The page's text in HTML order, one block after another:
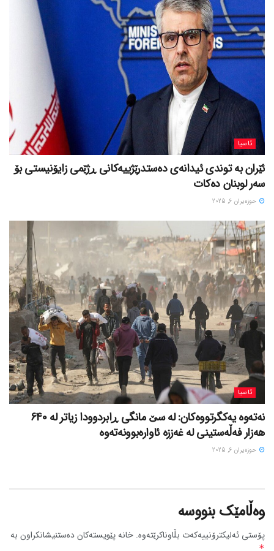
ئاسیا
ئێران بە توندی ئیدانەی دەستدرێژییەکانی ڕژێمی زایۆنیستی بۆ
سەر لوبنان دەکات
حوزه‌یران 6, 2025
ئاسیا
نەتەوە یەکگرتووەکان: لە سێ مانگی ڕابردوودا زیاتر لە 640
هەزار فەڵەستینی لە غەززە ئاوارەبوونەتەوە
حوزه‌یران 6, 2025
وەڵامێک بنووسە
پۆستی ئەلیکترۆنییەکەت بڵاوناکرێتەوە. خانە پێویستەکان دەستنیشانکراون بە
*